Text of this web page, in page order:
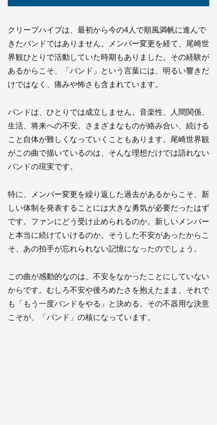
クリープハイプは、最初から今の4人で順風満帆に進んで
きたバンドではありません。メンバー変更を経て、尾崎世
界観ひとりで活動していた時期もありました。その経験が
あるからこそ、「バンド」という言葉には、明るい響きだ
けではなく、痛みや怖さも含まれています。
バンドは、ひとりでは成立しません。音楽性、人間関係、
生活、将来への不安。さまざまなものが絡み合い、続ける
こと自体が難しくなっていくこともあります。尾崎世界観
がこの曲で描いているのは、そんな理想だけでは語れない
バンドの現実です。
特に、メンバー変更を繰り返した過去があるからこそ、新
しい体制を発表することには大きな勇気が必要だったはず
です。ファンにどう受け止められるのか。新しいメンバー
と本当に続けていけるのか。そうした不安があったからこ
そ、あの拍手が忘れられない記憶になったのでしょう。
この曲が感動的なのは、不安をなかったことにしていない
からです。むしろ不安や後ろめたさを抱えたまま、それで
も「もう一度バンドをやる」と決める。その不器用な決意
こそが、「バンド」の核になっています。